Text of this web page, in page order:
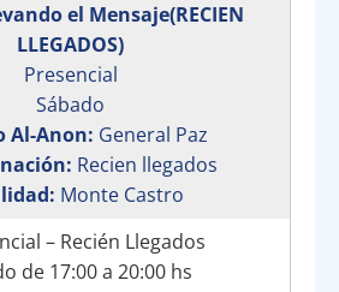
el Mensaje(RECIEN
LLEGADOS)
Presencial
Sábado
Al-Anon: General Paz
Recien llegados
Monte Castro
– Recién Llegados
de 17:00 a 20:00 hs